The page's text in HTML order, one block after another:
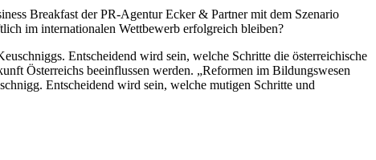
Breakfast der PR-Agentur Ecker & Partner mit dem Szenario
im internationalen Wettbewerb erfolgreich bleiben?
Entscheidend wird sein, welche Schritte die österreichische
Österreichs beeinflussen werden. „Reformen im Bildungswesen
Entscheidend wird sein, welche mutigen Schritte und